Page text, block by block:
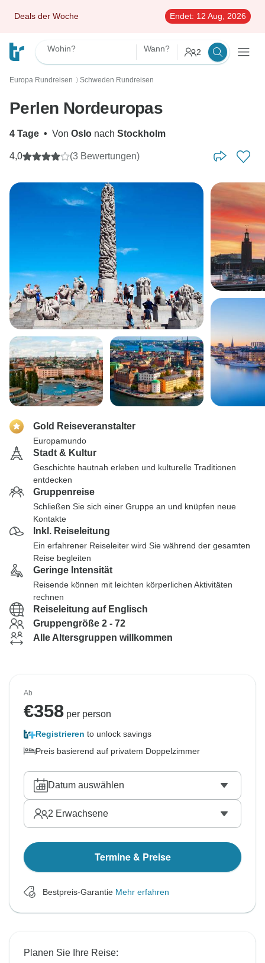
Deals der Woche Endet: 12 Aug, 2026
Wohin? Wann? 2
Europa Rundreisen 〉 Schweden Rundreisen
Perlen Nordeuropas
4 Tage • Von Oslo nach Stockholm
4,0 (3 Bewertungen)
Gold Reiseveranstalter
Europamundo
Stadt & Kultur
Geschichte hautnah erleben und kulturelle Traditionen
entdecken
Gruppenreise
Schließen Sie sich einer Gruppe an und knüpfen neue
Kontakte
Inkl. Reiseleitung
Ein erfahrener Reiseleiter wird Sie während der gesamten
Reise begleiten
Geringe Intensität
Reisende können mit leichten körperlichen Aktivitäten
rechnen
Reiseleitung auf Englisch
Gruppengröße 2 - 72
Alle Altersgruppen willkommen
Ab
€358 per person
Registrieren to unlock savings
Preis basierend auf privatem Doppelzimmer
Datum auswählen
2 Erwachsene
Termine & Preise
Bestpreis-Garantie Mehr erfahren
Planen Sie Ihre Reise: